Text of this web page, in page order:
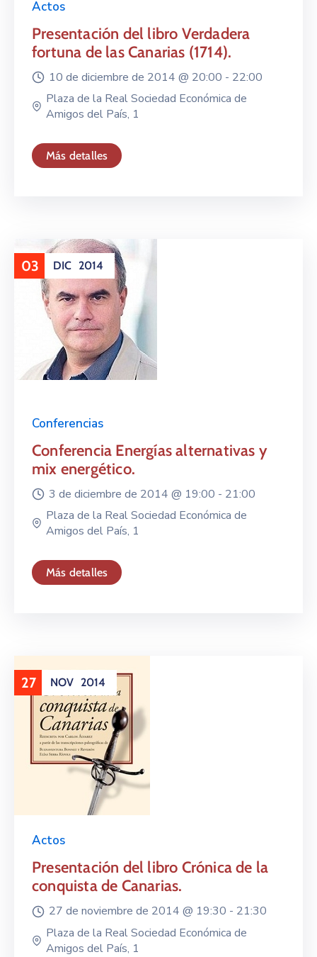
Actos
Presentación del libro Verdadera
fortuna de las Canarias (1714).
10 de diciembre de 2014 @ 20:00 - 22:00
Plaza de la Real Sociedad Económica de
Amigos del País, 1
Más detalles
03 DIC 2014
Conferencias
Conferencia Energías alternativas y
mix energético.
3 de diciembre de 2014 @ 19:00 - 21:00
Plaza de la Real Sociedad Económica de
Amigos del País, 1
Más detalles
27 NOV 2014
Actos
Presentación del libro Crónica de la
conquista de Canarias.
27 de noviembre de 2014 @ 19:30 - 21:30
Plaza de la Real Sociedad Económica de
Amigos del País, 1